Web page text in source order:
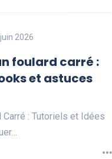
2026
foulard carré :
et astuces
: Tutoriels et Idées